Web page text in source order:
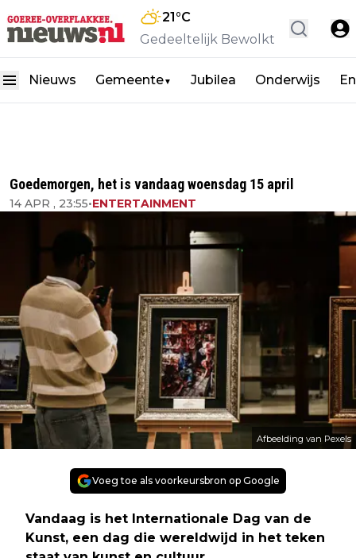
21°C
Gedeeltelijk Bewolkt
Nieuws Gemeente▼ Jubilea Onderwijs
Goedemorgen, het is vandaag woensdag 15 april
14 APR , 23:55•ENTERTAINMENT
Afbeelding van Pexels
Voeg toe als voorkeursbron op Google
Vandaag is het Internationale Dag van de
Kunst, een dag die wereldwijd in het teken